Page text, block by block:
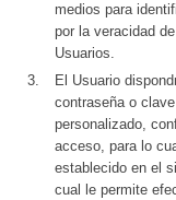
medios para
por la veracidad
Usuarios.
El Usuario
contraseña o
personalizado,
acceso, para lo
establecido en el
cual le permite